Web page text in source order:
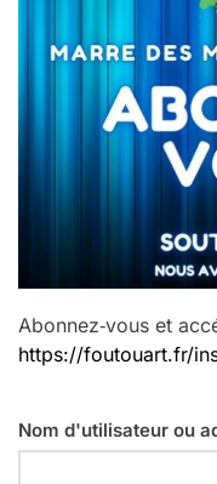
Abonnez‑vous et
https://foutouart.fr/
Nom d'utilisateur ou